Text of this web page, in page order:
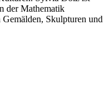
der Mathematik
Skulpturen und